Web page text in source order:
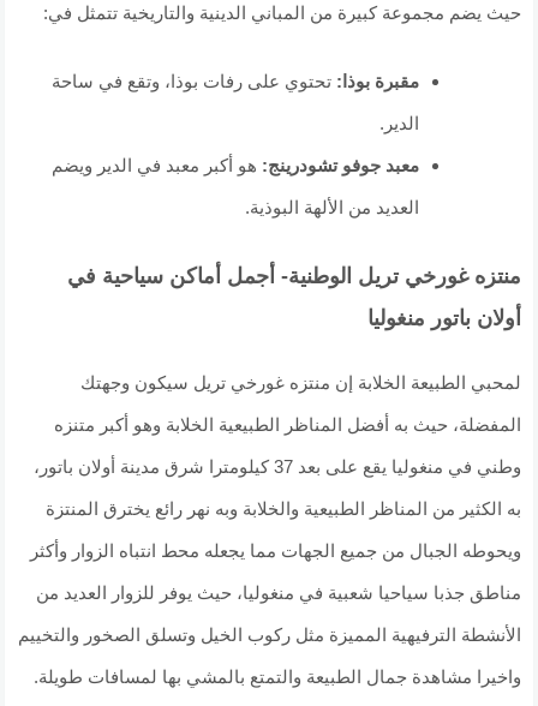
حيث يضم مجموعة كبيرة من المباني الدينية والتاريخية تتمثل في:
مقبرة بوذا: تحتوي على رفات بوذا، وتقع في ساحة
الدير.
معبد جوفو تشودرينج: هو أكبر معبد في الدير ويضم
العديد من الألهة البوذية.
منتزه غورخي تريل الوطنية- أجمل أماكن سياحية في
أولان باتور منغوليا
لمحبي الطبيعة الخلابة إن منتزه غورخي تريل سيكون وجهتك
المفضلة، حيث به أفضل المناظر الطبيعية الخلابة وهو أكبر متنزه
وطني في منغوليا يقع على بعد 37 كيلومترا شرق مدينة أولان باتور،
به الكثير من المناظر الطبيعية والخلابة وبه نهر رائع يخترق المنتزة
ويحوطه الجبال من جميع الجهات مما يجعله محط انتباه الزوار وأكثر
مناطق جذبا سياحيا شعبية في منغوليا، حيث يوفر للزوار العديد من
الأنشطة الترفيهية المميزة مثل ركوب الخيل وتسلق الصخور والتخييم
واخيرا مشاهدة جمال الطبيعة والتمتع بالمشي بها لمسافات طويلة.